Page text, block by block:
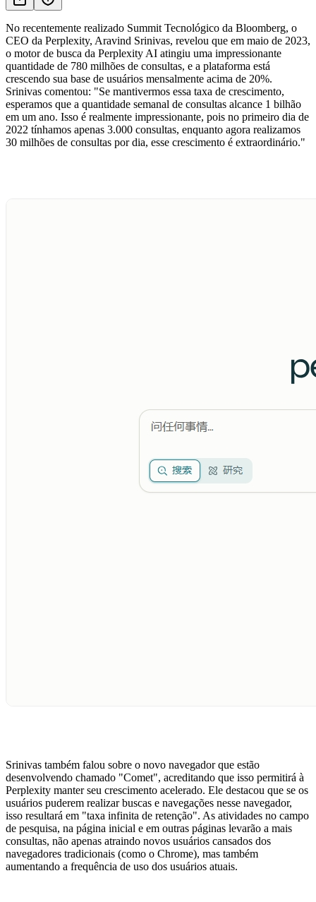
No recentemente realizado Summit Tecnológico da Bloomberg, o
CEO da Perplexity, Aravind Srinivas, revelou que em maio de 2023,
o motor de busca da Perplexity AI atingiu uma impressionante
quantidade de 780 milhões de consultas, e a plataforma está
crescendo sua base de usuários mensalmente acima de 20%.
Srinivas comentou: "Se mantivermos essa taxa de crescimento,
esperamos que a quantidade semanal de consultas alcance 1 bilhão
em um ano. Isso é realmente impressionante, pois no primeiro dia de
2022 tínhamos apenas 3.000 consultas, enquanto agora realizamos
30 milhões de consultas por dia, esse crescimento é extraordinário."
Srinivas também falou sobre o novo navegador que estão
desenvolvendo chamado "Comet", acreditando que isso permitirá à
Perplexity manter seu crescimento acelerado. Ele destacou que se os
usuários puderem realizar buscas e navegações nesse navegador,
isso resultará em "taxa infinita de retenção". As atividades no campo
de pesquisa, na página inicial e em outras páginas levarão a mais
consultas, não apenas atraindo novos usuários cansados dos
navegadores tradicionais (como o Chrome), mas também
aumentando a frequência de uso dos usuários atuais.